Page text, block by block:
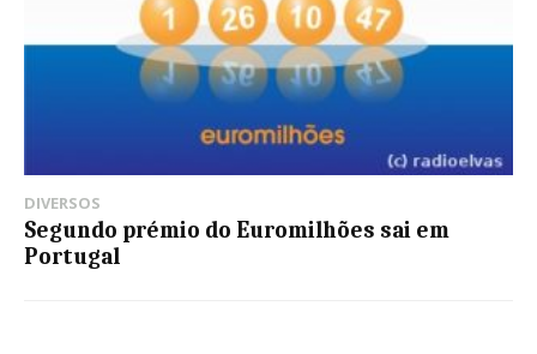
DIVERSOS
Segundo prémio do Euromilhões sai em
Portugal